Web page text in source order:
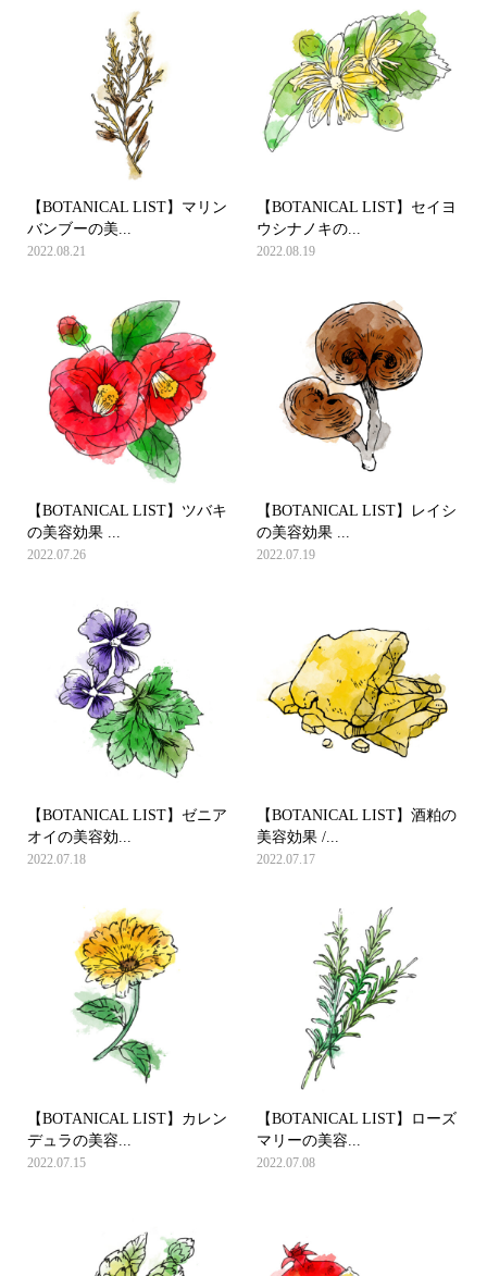
【BOTANICAL LIST】マリン
バンブーの美...
2022.08.21
【BOTANICAL LIST】セイヨ
ウシナノキの...
2022.08.19
【BOTANICAL LIST】ツバキ
の美容効果 ...
2022.07.26
【BOTANICAL LIST】レイシ
の美容効果 ...
2022.07.19
【BOTANICAL LIST】ゼニア
オイの美容効...
2022.07.18
【BOTANICAL LIST】酒粕の
美容効果 /...
2022.07.17
【BOTANICAL LIST】カレン
デュラの美容...
2022.07.15
【BOTANICAL LIST】ローズ
マリーの美容...
2022.07.08